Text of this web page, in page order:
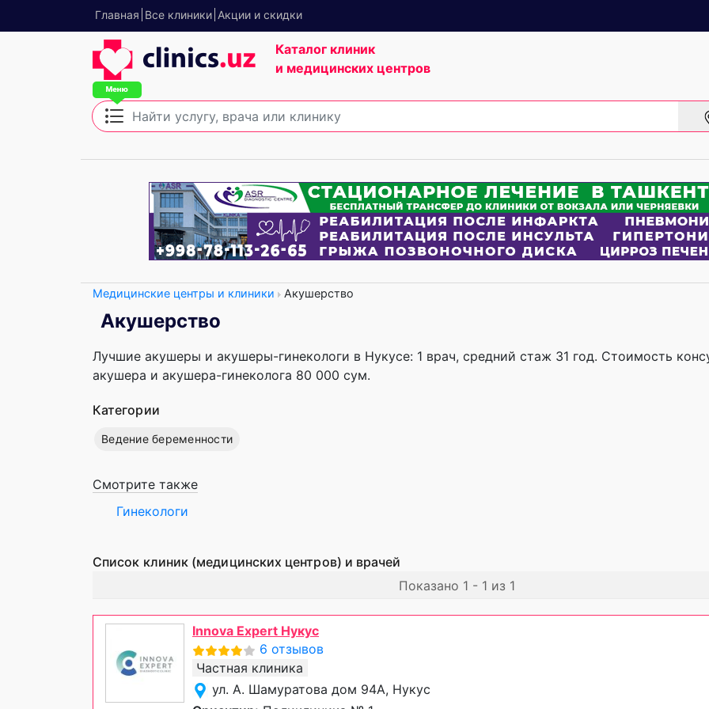
Главная Все клиники Акции и скидки
Каталог клиник
и медицинских центров
Медицинские центры и клиники Акушерство
Акушерство
Лучшие акушеры и акушеры-гинекологи в Нукусе: 1 врач, cредний стаж 31 год. Стоимость
акушера и акушера-гинеколога 80 000 сум.
Категории
Ведение беременности
Смотрите также
Гинекологи
Список клиник (медицинских центров) и врачей
Показано 1 - 1 из 1
Innova Expert Нукус
6 отзывов
Частная клиника
ул. А. Шамуратова дом 94А, Нукус